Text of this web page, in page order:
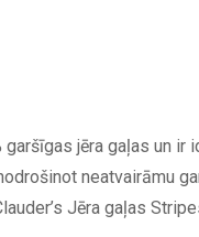
jēra gaļas un ir
neatvairāmu
Jēra gaļas